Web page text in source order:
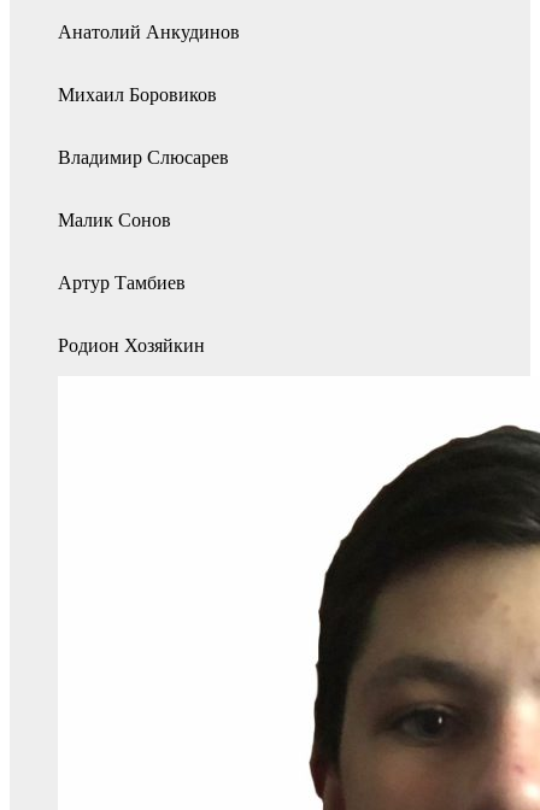
Анатолий Анкудинов
Михаил Боровиков
Владимир Слюсарев
Малик Сонов
Артур Тамбиев
Родион Хозяйкин